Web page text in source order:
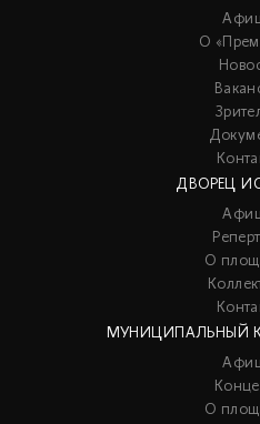
О
ДВОРЕЦ
О
МУНИЦИПАЛЬНЫЙ
О